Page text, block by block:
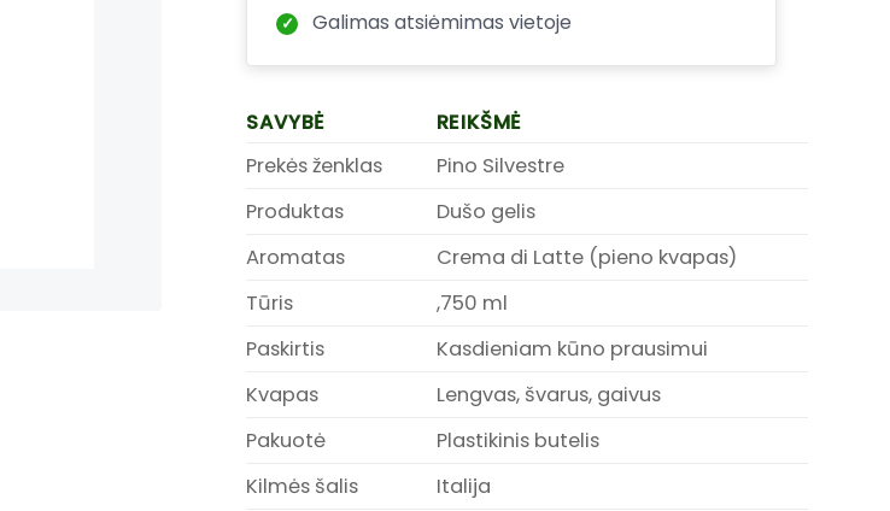
✓ Galimas atsiėmimas vietoje
SAVYBĖ
REIKŠMĖ
Prekės ženklas
Pino Silvestre
Produktas
Dušo gelis
Aromatas
Crema di Latte (pieno kvapas)
Tūris
,750 ml
Paskirtis
Kasdieniam kūno prausimui
Kvapas
Lengvas, švarus, gaivus
Pakuotė
Plastikinis butelis
Kilmės šalis
Italija